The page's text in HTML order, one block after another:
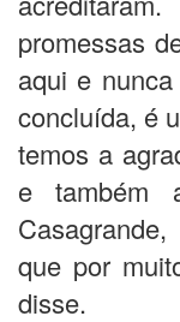
promessas
aqui e
concluída, é
temos a
e também
que por
disse.